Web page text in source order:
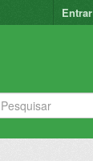
Entrar